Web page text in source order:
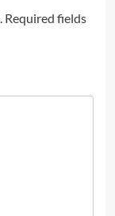
Required fields